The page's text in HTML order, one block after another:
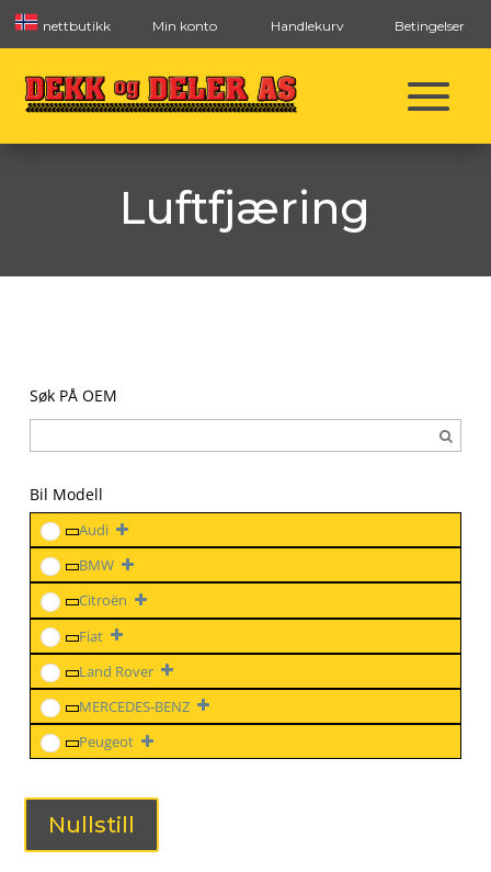
nettbutikk Min konto Handlekurv Betingelser
Luftfjæring
Søk PÅ OEM
Bil Modell
Audi
BMW
Citroën
Fiat
Land Rover
MERCEDES-BENZ
Peugeot
Nullstill